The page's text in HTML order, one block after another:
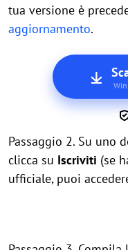
tua versione è
aggiornamento.
Passaggio 2. Su uno
clicca su Iscriviti (se
ufficiale, puoi